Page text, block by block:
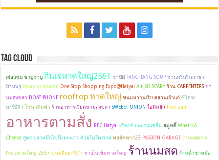
Tag Cloud
เฝอแซ่บ ชาบูชาบู กินเจหาดใหญ่2561 ชาปิติ TANG TANG SOUP ชานมรินรินสาขา
บ้านพรุ หอมปาก หอมคอ One Stop Shopping Expo@Hatyai Alt_SO SCARY ร้าน CARPENTERS ชา
นมสงขลา BOAT PHONE rooftop หาดใหญ่ ขนมหวานป้าบลสวนเถ้าแก่ ซี่โครง
บาร์บีคิว ไซน่าติ่มซำ ร้านอาหารเวียดนามสงขลา SWEEET ONION ไอติมยิว Iron pan
อาหารตามสั่ง REC Hatyai เจ๊หงษ์ มะม่วงแช่อิ่ม สมูทตี้ What KA
Cheese สูตร ปลาหมึกไข่นึ่งมะนาว ด้วยไมโครเวฟ ทอล์คทาว23 PASSION GARAGE งานเทศกาล
กินเจหาดใหญ่ 2557 ขนมจีบมาริต้า ชาเย็นเข้มหาดใหญ่ ร้านนมสด ร้านน้ำชาหม้อ